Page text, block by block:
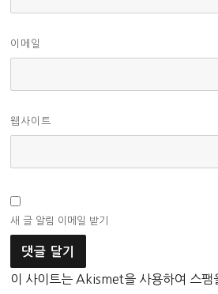
이메일
웹사이트
새 글 알림 이메일 받기
이 사이트는 Akismet을 사용하여 스팸